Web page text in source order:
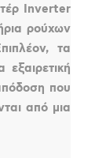
Inverter
ρούχων
τα
που
από μια